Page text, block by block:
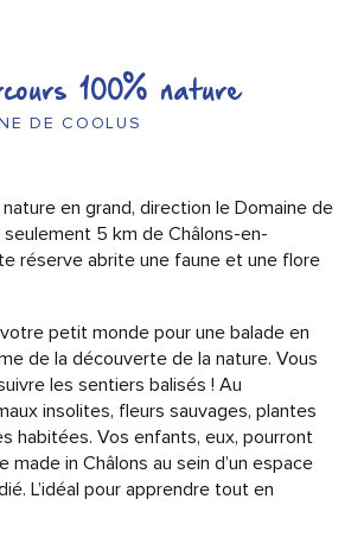
100% nature
DE COOLUS
en grand, direction le Domaine de
seulement 5 km de Châlons-en-
réserve abrite une faune et une flore
petit monde pour une balade en
de la découverte de la nature. Vous
les sentiers balisés ! Au
insolites, fleurs sauvages, plantes
habitées. Vos enfants, eux, pourront
made in Châlons au sein d’un espace
L’idéal pour apprendre tout en